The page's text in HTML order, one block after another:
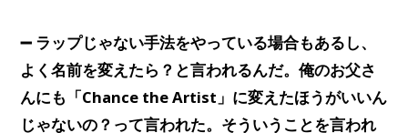
➖ ラップじゃない手法をやっている場合もあるし、
よく名前を変えたら？と言われるんだ。俺のお父さ
んにも「Chance the Artist」に変えたほうがいいん
じゃないの？って言われた。そういうことを言われ